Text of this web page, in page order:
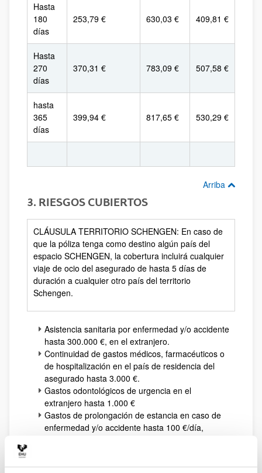
Hasta
180
días
253,79 € 630,03 € 409,81 €
Hasta
270
días
370,31 € 783,09 € 507,58 €
hasta
365
días
399,94 € 817,65 € 530,29 €
Arriba
3. RIESGOS CUBIERTOS
CLÁUSULA TERRITORIO SCHENGEN: En caso de
que la póliza tenga como destino algún país del
espacio SCHENGEN, la cobertura incluirá cualquier
viaje de ocio del asegurado de hasta 5 días de
duración a cualquier otro país del territorio
Schengen.
Asistencia sanitaria por enfermedad y/o accidente
hasta 300.000 €, en el extranjero.
Continuidad de gastos médicos, farmacéuticos o
de hospitalización en el país de residencia del
asegurado hasta 3.000 €.
Gastos odontológicos de urgencia en el
extranjero hasta 1.000 €
Gastos de prolongación de estancia en caso de
enfermedad y/o accidente hasta 100 €/día,
así como transporte de restos mortales hasta su